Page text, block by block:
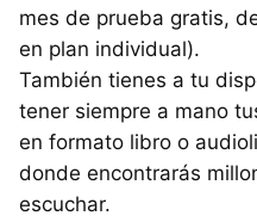
mes de prueba gratis,
en plan individual).
También tienes a tu
tener siempre a mano
en formato libro o
donde encontrarás
escuchar.